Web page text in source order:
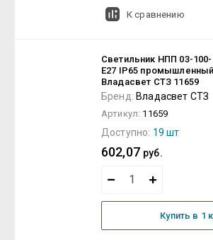
К сравнению
Светильник НПП 03-
E27 IP65
Владасвет СТЗ 11659
Бренд: Владасвет СТЗ
Артикул: 11659
Доступно: 19 шт
602,07 руб.
Купить в 1